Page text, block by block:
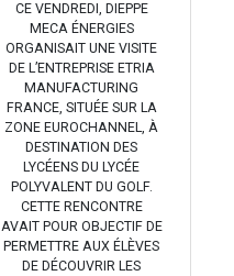
CE VENDREDI, DIEPPE
MECA ÉNERGIES
ORGANISAIT UNE VISITE
DE L’ENTREPRISE ETRIA
MANUFACTURING
FRANCE, SITUÉE SUR LA
ZONE EUROCHANNEL, À
DESTINATION DES
LYCÉENS DU LYCÉE
POLYVALENT DU GOLF.
CETTE RENCONTRE
AVAIT POUR OBJECTIF DE
PERMETTRE AUX ÉLÈVES
DE DÉCOUVRIR LES